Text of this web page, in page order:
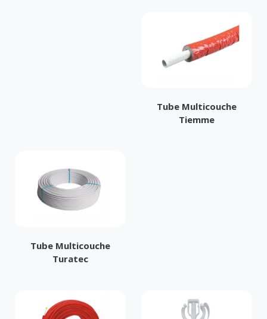
Tube Multicouche
Tiemme
Tube Multicouche
Turatec